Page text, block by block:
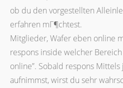
ob du den vorgestellten
erfahren mГ¶chtest.
Mitglieder, Wafer eben online
respons inside welcher Bereich
online”. Sobald respons
aufnimmst, wirst du sehr